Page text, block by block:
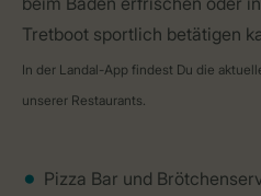
Tretboot sportlich betätigen
In der Landal-App findest Du die
unserer Restaurants.
Pizza Bar und